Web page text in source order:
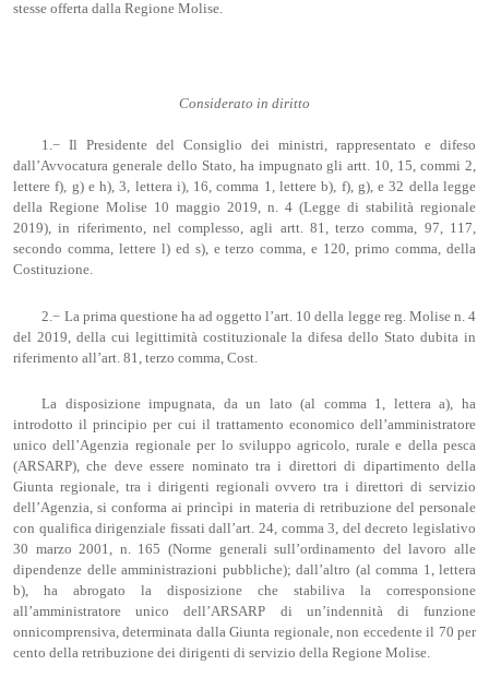
stesse offerta dalla Regione Molise.
Considerato in diritto
1.− Il Presidente del Consiglio dei ministri, rappresentato e difeso
dall’Avvocatura generale dello Stato, ha impugnato gli artt. 10, 15, commi 2,
lettere f), g) e h), 3, lettera i), 16, comma 1, lettere b), f), g), e 32 della legge
della Regione Molise 10 maggio 2019, n. 4 (Legge di stabilità regionale
2019), in riferimento, nel complesso, agli artt. 81, terzo comma, 97, 117,
secondo comma, lettere l) ed s), e terzo comma, e 120, primo comma, della
Costituzione.
2.− La prima questione ha ad oggetto l’art. 10 della legge reg. Molise n. 4
del 2019, della cui legittimità costituzionale la difesa dello Stato dubita in
riferimento all’art. 81, terzo comma, Cost.
La disposizione impugnata, da un lato (al comma 1, lettera a), ha
introdotto il principio per cui il trattamento economico dell’amministratore
unico dell’Agenzia regionale per lo sviluppo agricolo, rurale e della pesca
(ARSARP), che deve essere nominato tra i direttori di dipartimento della
Giunta regionale, tra i dirigenti regionali ovvero tra i direttori di servizio
dell’Agenzia, si conforma ai princìpi in materia di retribuzione del personale
con qualifica dirigenziale fissati dall’art. 24, comma 3, del decreto legislativo
30 marzo 2001, n. 165 (Norme generali sull’ordinamento del lavoro alle
dipendenze delle amministrazioni pubbliche); dall’altro (al comma 1, lettera
b), ha abrogato la disposizione che stabiliva la corresponsione
all’amministratore unico dell’ARSARP di un’indennità di funzione
onnicomprensiva, determinata dalla Giunta regionale, non eccedente il 70 per
cento della retribuzione dei dirigenti di servizio della Regione Molise.